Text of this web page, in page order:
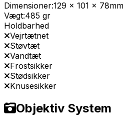
Dimensioner:129 x 101 x 78mm
Vægt:485 gr
Holdbarhed
Vejrtætnet
Støvtæt
Vandtæt
Frostsikker
Stødsikker
Knusesikker
Objektiv System